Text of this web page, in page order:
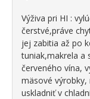
Výživa pri HI :
čerstvé,práve
jej zabitia až po
tuniak,makrela a
červeného vína,
mäsové
uskladniť v